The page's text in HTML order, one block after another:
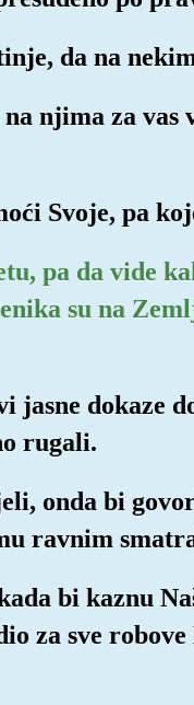
da na
njima za vas
Svoje, pa
pa da vide
su na
jasne dokaze
rugali.
onda bi
ravnim
bi kaznu
za sve